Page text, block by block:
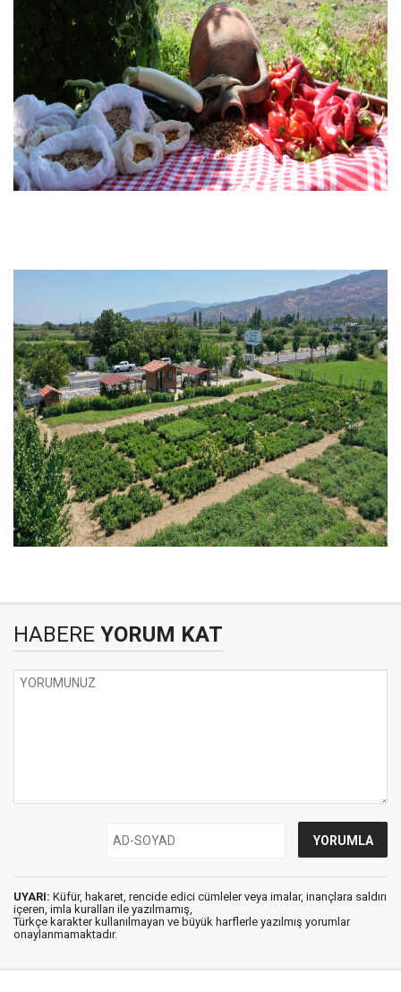
HABERE YORUM KAT
UYARI: Küfür, hakaret, rencide edici cümleler veya imalar, inançlara saldırı
içeren, imla kuralları ile yazılmamış,
Türkçe karakter kullanılmayan ve büyük harflerle yazılmış yorumlar
onaylanmamaktadır.